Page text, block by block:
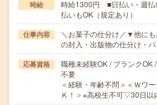
時給
時給1300円 ■日払い・週
払いもOK（規定あり）
仕事内容
＼お菓子の仕分け／▼他に
の封入・出版物の仕分け・
応募資格
職種未経験OK / ブランクOK
不要
＜経験・年齢不問＞＜Ｗワ
Ｋ！＞※高校生不可▽30日